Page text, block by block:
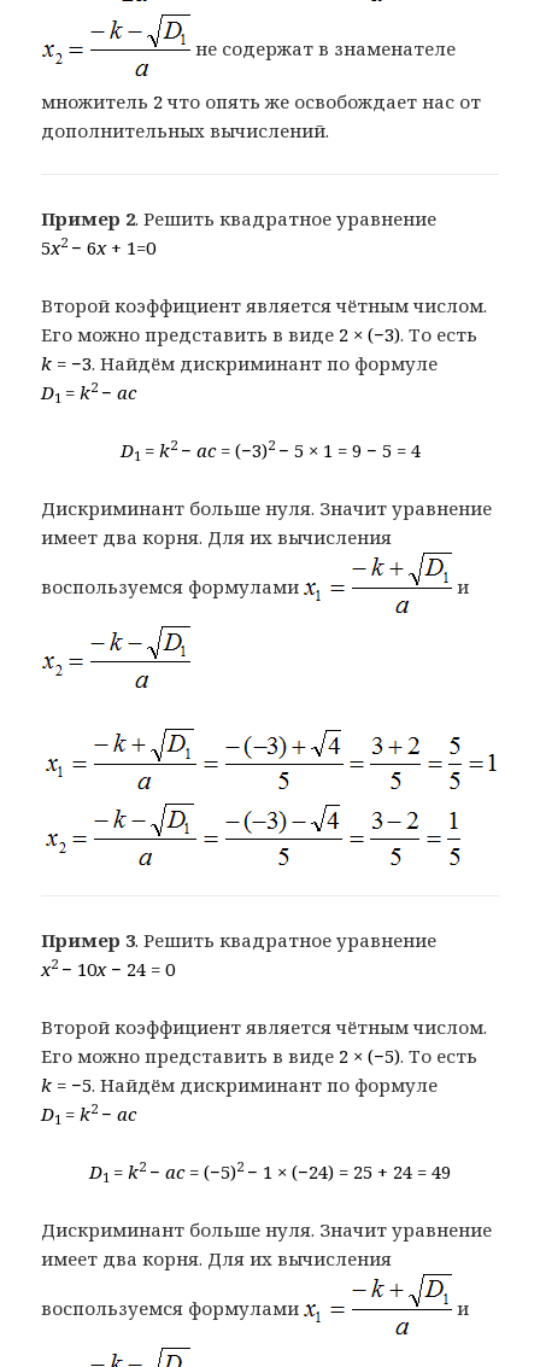
не содержат в знаменателе
множитель 2что опять же освобождает нас от
дополнительных вычислений.
Пример 2. Решить квадратное уравнение
5x2 − 6x + 1=0
Второй коэффициент является чётным числом.
Его можно представить в виде 2 × (−3). То есть
k = −3. Найдём дискриминант по формуле
D1 =k2 −ac
D1 = k2 − ac = (−3)2 − 5 × 1 = 9 − 5 = 4
Дискриминант больше нуля. Значит уравнение
имеет два корня. Для их вычисления
воспользуемся формулами и
Пример 3. Решить квадратное уравнение
x2 − 10x − 24 = 0
Второй коэффициент является чётным числом.
Его можно представить в виде 2 × (−5). То есть
k = −5. Найдём дискриминант по формуле
D1 =k2 −ac
D1 = k2 − ac = (−5)2 − 1 × (−24) = 25 + 24 = 49
Дискриминант больше нуля. Значит уравнение
имеет два корня. Для их вычисления
воспользуемся формулами и